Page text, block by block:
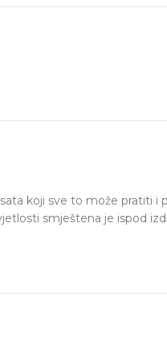
koji sve to može pratiti i
smještena je ispod